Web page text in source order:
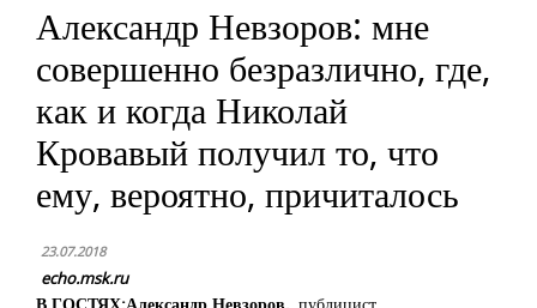
Александр Невзоров: мне
совершенно безразлично, где,
как и когда Николай
Кровавый получил то, что
ему, вероятно, причиталось
23.07.2018
echo.msk.ru